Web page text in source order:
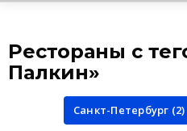
Рестораны с
Палкин»
Санкт-Петербург (2)